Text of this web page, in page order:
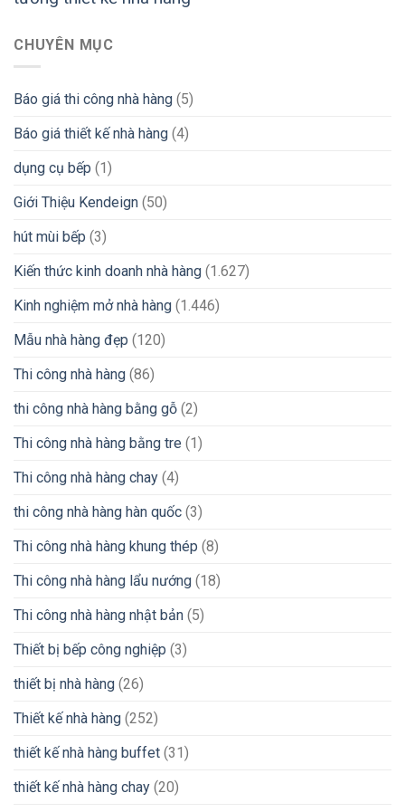
CHUYÊN MỤC
Báo giá thi công nhà hàng (5)
Báo giá thiết kế nhà hàng (4)
dụng cụ bếp (1)
Giới Thiệu Kendeign (50)
hút mùi bếp (3)
Kiến thức kinh doanh nhà hàng (1.627)
Kinh nghiệm mở nhà hàng (1.446)
Mẫu nhà hàng đẹp (120)
Thi công nhà hàng (86)
thi công nhà hàng bằng gỗ (2)
Thi công nhà hàng bằng tre (1)
Thi công nhà hàng chay (4)
thi công nhà hàng hàn quốc (3)
Thi công nhà hàng khung thép (8)
Thi công nhà hàng lẩu nướng (18)
Thi công nhà hàng nhật bản (5)
Thiết bị bếp công nghiệp (3)
thiết bị nhà hàng (26)
Thiết kế nhà hàng (252)
thiết kế nhà hàng buffet (31)
thiết kế nhà hàng chay (20)